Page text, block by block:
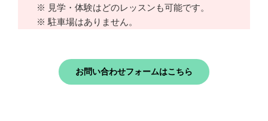
※ 見学・体験はどのレッスンも可能です。
※ 駐車場はありません。
お問い合わせフォームはこちら